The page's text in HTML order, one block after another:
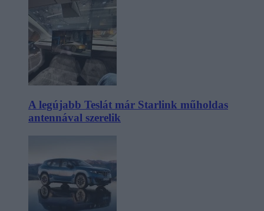
A legújabb Teslát már Starlink műholdas
antennával szerelik